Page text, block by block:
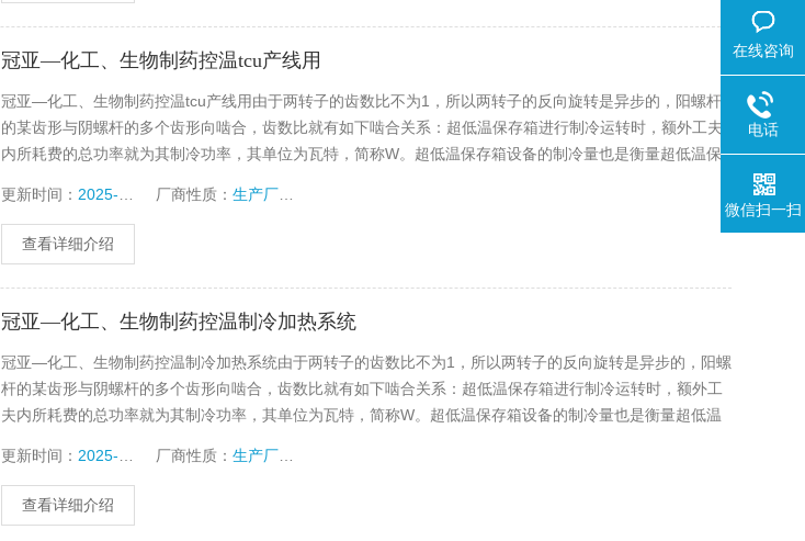
冠亚—化工、生物制药控温tcu产线用
冠亚—化工、生物制药控温tcu产线用由于两转子的齿数比不为1，所以两转子的反向旋转是异步的，阳螺杆
的某齿形与阴螺杆的多个齿形向啮合，齿数比就有如下啮合关系：超低温保存箱进行制冷运转时，额外工夫
内所耗费的总功率就为其制冷功率，其单位为瓦特，简称W。超低温保存箱设备的制冷量也是衡量超低温保
更新时间： 2025-01-02 厂商性质：生产厂家
查看详细介绍
冠亚—化工、生物制药控温制冷加热系统
冠亚—化工、生物制药控温制冷加热系统由于两转子的齿数比不为1，所以两转子的反向旋转是异步的，阳螺
杆的某齿形与阴螺杆的多个齿形向啮合，齿数比就有如下啮合关系：超低温保存箱进行制冷运转时，额外工
夫内所耗费的总功率就为其制冷功率，其单位为瓦特，简称W。超低温保存箱设备的制冷量也是衡量超低温
更新时间： 2025-01-02 厂商性质：生产厂家
查看详细介绍
在线咨询
电话
微信扫一扫